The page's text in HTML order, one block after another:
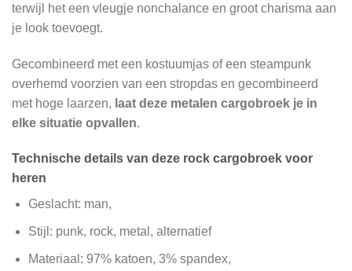
terwijl het een vleugje nonchalance en groot charisma aan
je look toevoegt.
Gecombineerd met een kostuumjas of een steampunk
overhemd voorzien van een stropdas en gecombineerd
met hoge laarzen, laat deze metalen cargobroek je in
elke situatie opvallen.
Technische details van deze rock cargobroek voor
heren
Geslacht: man,
Stijl: punk, rock, metal, alternatief
Materiaal: 97% katoen, 3% spandex,